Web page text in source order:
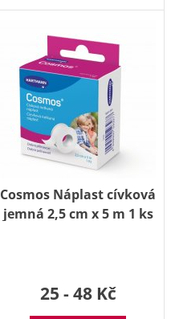
Cosmos Náplast cívková
jemná 2,5 cm x 5 m 1 ks
25 - 48 Kč